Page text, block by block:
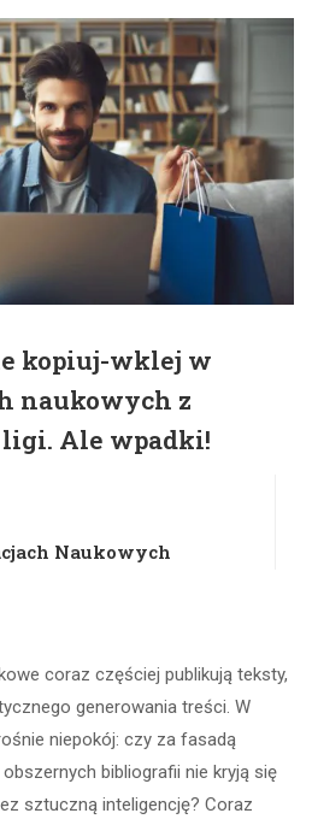
kopiuj-wklej w
naukowych z
Ale wpadki!
Naukowych
coraz częściej publikują teksty,
generowania treści. W
niepokój: czy za fasadą
bibliografii nie kryją się
sztuczną inteligencję? Coraz